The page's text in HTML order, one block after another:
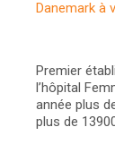
Danemark à
Premier
l’hôpital
année plus
plus de